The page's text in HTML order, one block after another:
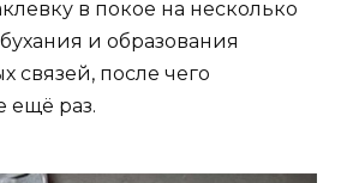
в покое на несколько
и образования
связей, после чего
ещё раз.